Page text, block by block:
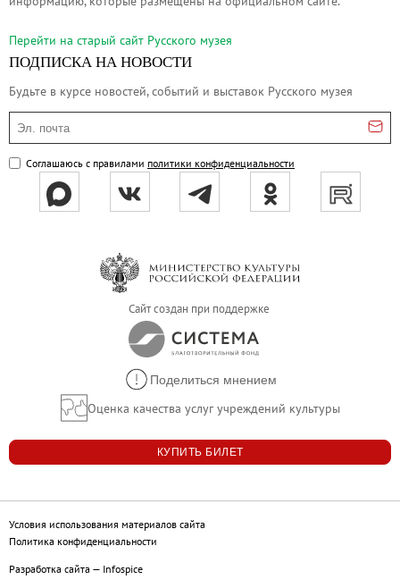
Домик Петра I
Летний дворец Петра I
Летний сад
Западный павильон Михайловского
Восточный павильон Михайловского
Филиал в Кемерово
Партнеры и спонсоры
Культурно-просветительские и
Ассоциация художественных музеев
Локальные нормативные акты
Уставные документы
Закупки
Результаты проведения специальной
Аренда
Противодействие терроризму
Противодействие коррупции
Страницы памяти
Коллекции
Древнерусское искусство
Перейти на cтарый сайт Русского музея
ПОДПИСКА НА НОВОСТИ
Будьте в курсе новостей, событий и выставок Русского музея
Эл. почта
Соглашаюсь с правилами политики конфиденциальности
Сайт создан при поддержке
Поделиться мнением
Оценка качества услуг учреждений культуры
КУПИТЬ БИЛЕТ
Условия использования материалов сайта
Политика конфиденциальности
Разработка сайта — Infospice